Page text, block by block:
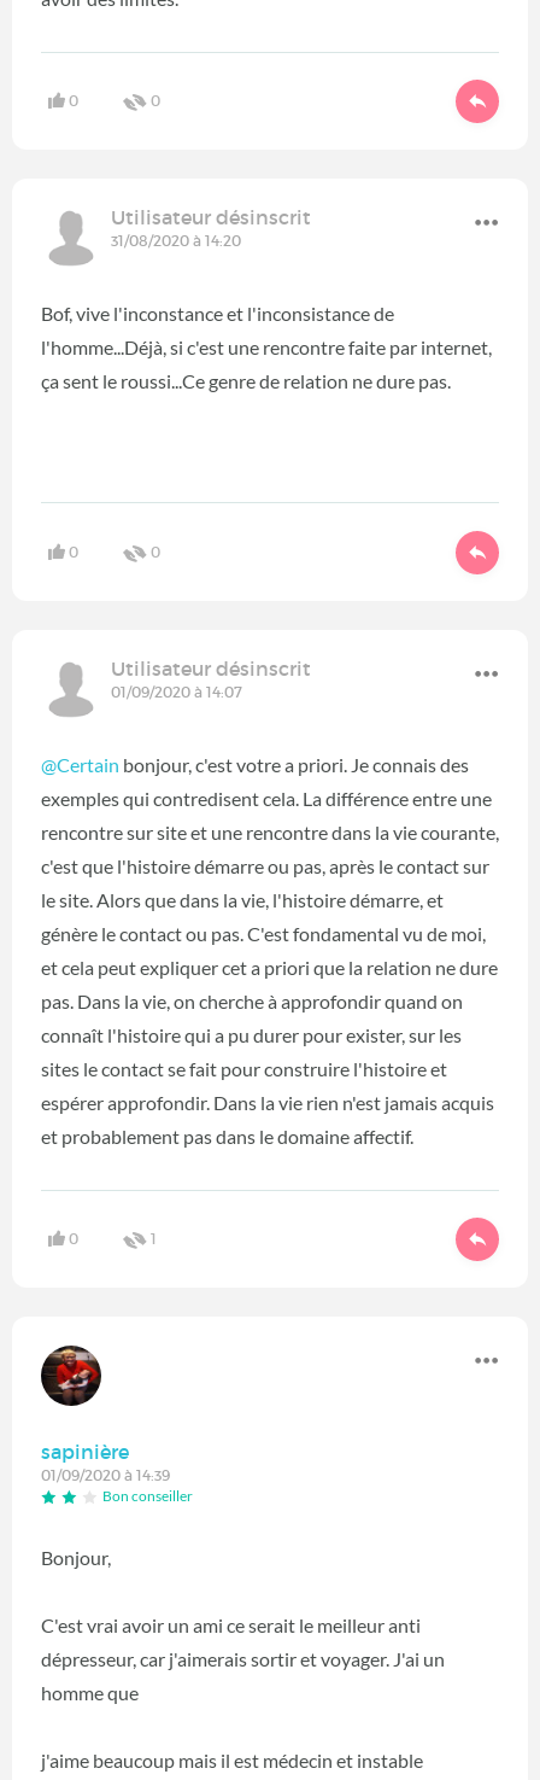
0 0
Utilisateur désinscrit
31/08/2020 à 14:20
Bof, vive l'inconstance et l'inconsistance de
l'homme...Déjà, si c'est une rencontre faite par internet,
ça sent le roussi...Ce genre de relation ne dure pas.
0 0
Utilisateur désinscrit
01/09/2020 à 14:07
@Certain bonjour, c'est votre a priori. Je connais des
exemples qui contredisent cela. La différence entre une
rencontre sur site et une rencontre dans la vie courante,
c'est que l'histoire démarre ou pas, après le contact sur
le site. Alors que dans la vie, l'histoire démarre, et
génère le contact ou pas. C'est fondamental vu de moi,
et cela peut expliquer cet a priori que la relation ne dure
pas. Dans la vie, on cherche à approfondir quand on
connaît l'histoire qui a pu durer pour exister, sur les
sites le contact se fait pour construire l'histoire et
espérer approfondir. Dans la vie rien n'est jamais acquis
et probablement pas dans le domaine affectif.
0 1
sapinière
01/09/2020 à 14:39
Bon conseiller
Bonjour,
C'est vrai avoir un ami ce serait le meilleur anti
dépresseur, car j'aimerais sortir et voyager. J'ai un
homme que
j'aime beaucoup mais il est médecin et instable